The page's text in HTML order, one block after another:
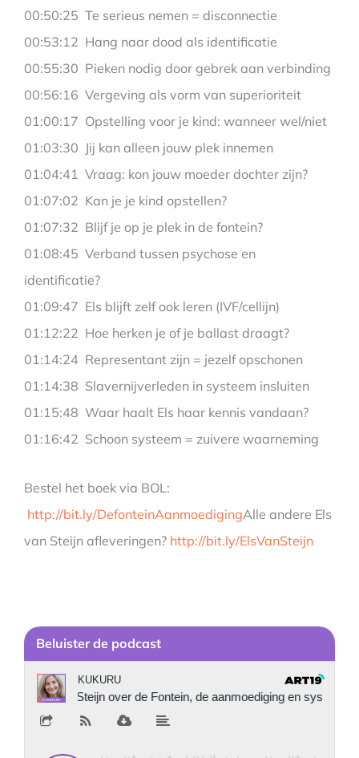
00:50:25 Te serieus nemen = disconnectie
00:53:12 Hang naar dood als identificatie
00:55:30 Pieken nodig door gebrek aan verbinding
00:56:16 Vergeving als vorm van superioriteit
01:00:17 Opstelling voor je kind: wanneer wel/niet
01:03:30 Jij kan alleen jouw plek innemen
01:04:41 Vraag: kon jouw moeder dochter zijn?
01:07:02 Kan je je kind opstellen?
01:07:32 Blijf je op je plek in de fontein?
01:08:45 Verband tussen psychose en
identificatie?
01:09:47 Els blijft zelf ook leren (IVF/cellijn)
01:12:22 Hoe herken je of je ballast draagt?
01:14:24 Representant zijn = jezelf opschonen
01:14:38 Slavernijverleden in systeem insluiten
01:15:48 Waar haalt Els haar kennis vandaan?
01:16:42 Schoon systeem = zuivere waarneming
Bestel het boek via BOL:
http://bit.ly/DefonteinAanmoedigingAlle andere Els
van Steijn afleveringen? http://bit.ly/ElsVanSteijn
Beluister de podcast